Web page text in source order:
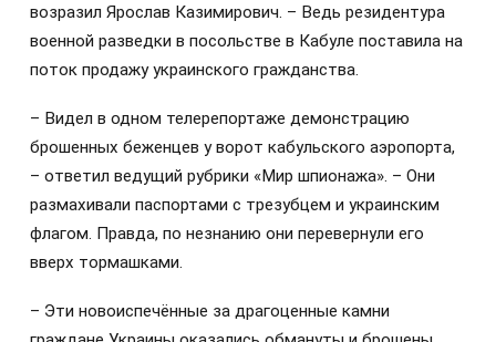
возразил Ярослав Казимирович. – Ведь резидентура
военной разведки в посольстве в Кабуле поставила на
поток продажу украинского гражданства.
– Видел в одном телерепортаже демонстрацию
брошенных беженцев у ворот кабульского аэропорта,
– ответил ведущий рубрики «Мир шпионажа». – Они
размахивали паспортами с трезубцем и украинским
флагом. Правда, по незнанию они перевернули его
вверх тормашками.
– Эти новоиспечённые за драгоценные камни